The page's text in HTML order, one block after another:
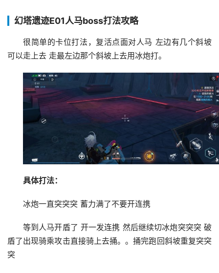
幻塔遗迹E01人马boss打法攻略
很简单的卡位打法，复活点面对人马 左边有几个斜坡
可以走上去 走最左边那个斜坡上去用冰炮打。
具体打法：
冰炮一直突突突 蓄力满了不要开连携
等到人马开盾了 开一发连携 然后继续切冰炮突突突 破
盾了出现骑乘攻击直接骑上去捅。。捅完跑回斜坡重复突突
突